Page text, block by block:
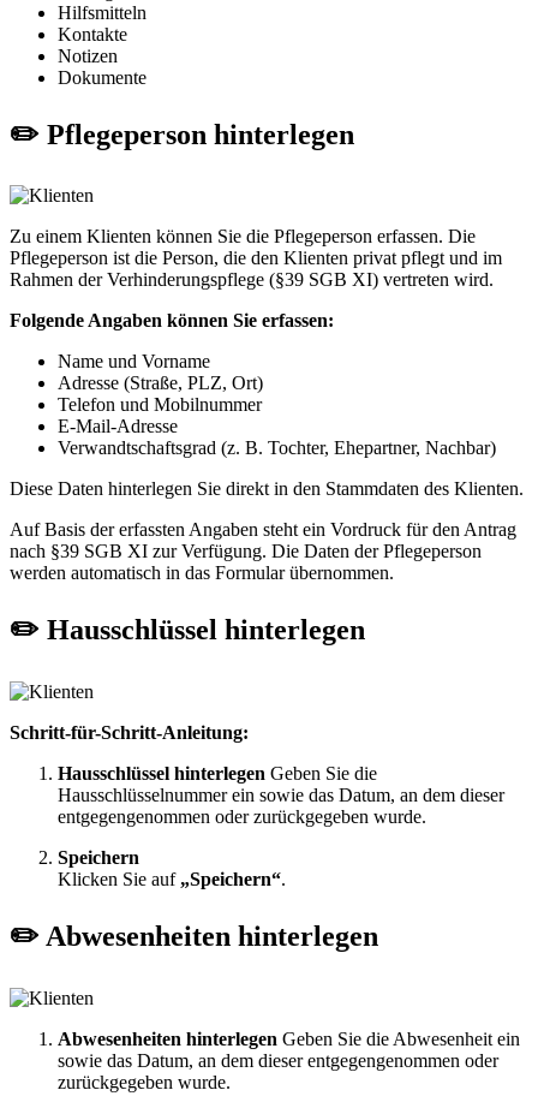
Hilfsmitteln
Kontakte
Notizen
Dokumente
✏️ Pflegeperson hinterlegen
Zu einem Klienten können Sie die Pflegeperson erfassen. Die
Pflegeperson ist die Person, die den Klienten privat pflegt und im
Rahmen der Verhinderungspflege (§39 SGB XI) vertreten wird.
Folgende Angaben können Sie erfassen:
Name und Vorname
Adresse (Straße, PLZ, Ort)
Telefon und Mobilnummer
E-Mail-Adresse
Verwandtschaftsgrad (z. B. Tochter, Ehepartner, Nachbar)
Diese Daten hinterlegen Sie direkt in den Stammdaten des Klienten.
Auf Basis der erfassten Angaben steht ein Vordruck für den Antrag
nach §39 SGB XI zur Verfügung. Die Daten der Pflegeperson
werden automatisch in das Formular übernommen.
✏️ Hausschlüssel hinterlegen
Schritt-für-Schritt-Anleitung:
Hausschlüssel hinterlegen Geben Sie die
Hausschlüsselnummer ein sowie das Datum, an dem dieser
entgegengenommen oder zurückgegeben wurde.
Speichern
Klicken Sie auf „Speichern“.
✏️ Abwesenheiten hinterlegen
Abwesenheiten hinterlegen Geben Sie die Abwesenheit ein
sowie das Datum, an dem dieser entgegengenommen oder
zurückgegeben wurde.